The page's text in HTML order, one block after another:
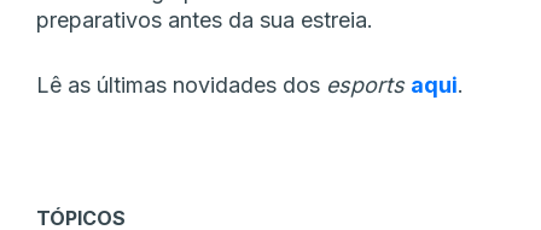
preparativos antes da sua estreia.
Lê as últimas novidades dos esports aqui.
TÓPICOS